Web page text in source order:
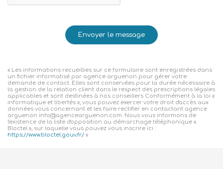
Envoyer le message
« Les informations recueillies sur ce formulaire sont enregistrées dans
un fichier informatisé par agence arguenon pour gérer votre
demande de contact. Elles sont conservées pour la durée nécessaire à
la gestion de la relation client dans le respect des prescriptions légales
applicables et sont destinées à nos conseillers Conformément à la loi «
informatique et libertés », vous pouvez exercer votre droit d'accès aux
données vous concernant et les faire rectifier en contactant agence
arguenon info@agencearguenon.com. Nous vous informons de
l'existence de la liste d'opposition au démarchage téléphonique «
Bloctel », sur laquelle vous pouvez vous inscrire ici :
https://www.bloctel.gouv.fr/ »